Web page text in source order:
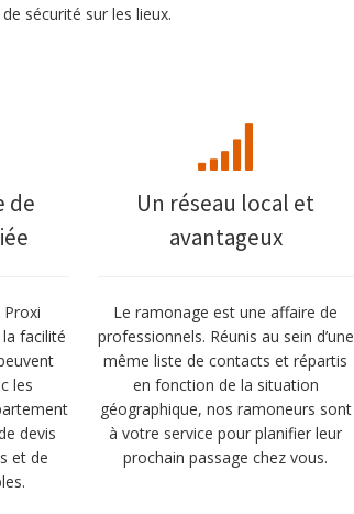
sécurité sur les lieux.
de
Proxi
facilité
les
devis
et de
Un réseau local et
avantageux
Le ramonage est une affaire de
professionnels. Réunis au sein d’une
même liste de contacts et répartis
en fonction de la situation
géographique, nos ramoneurs sont
à votre service pour planifier leur
prochain passage chez vous.